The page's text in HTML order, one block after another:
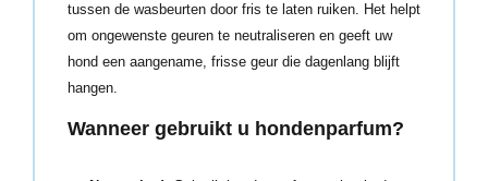
tussen de wasbeurten door fris te laten ruiken. Het helpt
om ongewenste geuren te neutraliseren en geeft uw
hond een aangename, frisse geur die dagenlang blijft
hangen.
Wanneer gebruikt u hondenparfum?